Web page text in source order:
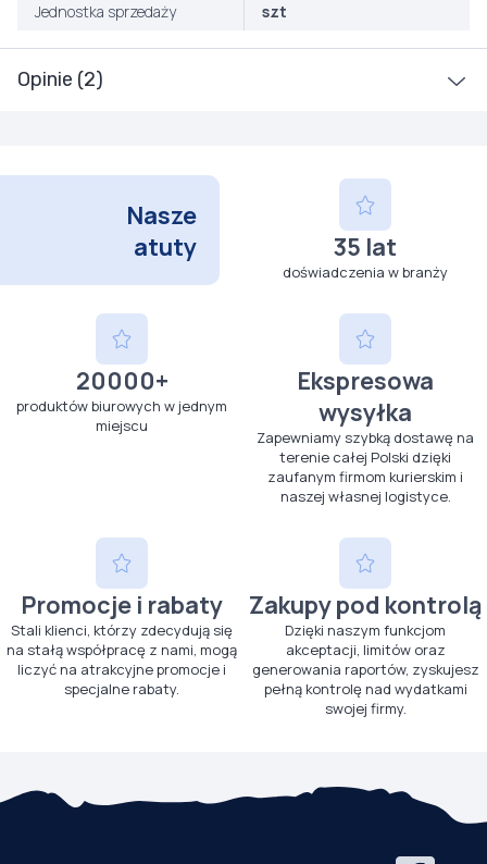
Opinie (2)
Jednostka sprzedaży szt
Nasze
atuty
35 lat
doświadczenia w branży
20000+
produktów biurowych w jednym
miejscu
Ekspresowa
wysyłka
Zapewniamy szybką dostawę na
terenie całej Polski dzięki
zaufanym firmom kurierskim i
naszej własnej logistyce.
Promocje i rabaty
Stali klienci, którzy zdecydują się
na stałą współpracę z nami, mogą
liczyć na atrakcyjne promocje i
specjalne rabaty.
Zakupy pod kontrolą
Dzięki naszym funkcjom
akceptacji, limitów oraz
generowania raportów, zyskujesz
pełną kontrolę nad wydatkami
swojej firmy.